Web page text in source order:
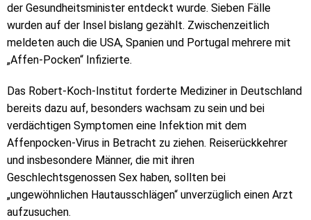
der Gesundheitsminister entdeckt wurde. Sieben Fälle
wurden auf der Insel bislang gezählt. Zwischenzeitlich
meldeten auch die USA, Spanien und Portugal mehrere mit
„Affen-Pocken“ Infizierte.
Das Robert-Koch-Institut forderte Mediziner in Deutschland
bereits dazu auf, besonders wachsam zu sein und bei
verdächtigen Symptomen eine Infektion mit dem
Affenpocken-Virus in Betracht zu ziehen. Reiserückkehrer
und insbesondere Männer, die mit ihren
Geschlechtsgenossen Sex haben, sollten bei
„ungewöhnlichen Hautausschlägen“ unverzüglich einen Arzt
aufzusuchen.